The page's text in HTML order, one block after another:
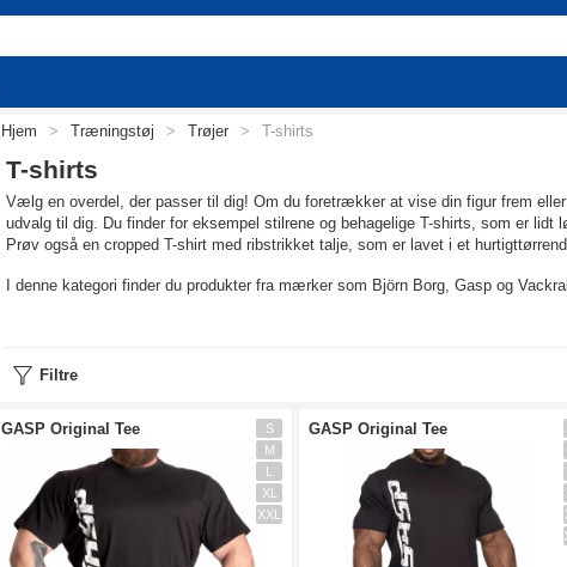
Hjem > Træningstøj > Trøjer > T-shirts
T-shirts
Vælg en overdel, der passer til dig! Om du foretrækker at vise din figur frem
udvalg til dig. Du finder for eksempel stilrene og behagelige T-shirts, som er
Prøv også en cropped T-shirt med ribstrikket talje, som er lavet i et
I denne kategori finder du produkter fra mærker som Björn Borg, Gasp og
opfylder dine behov.
Afslappet eller tÆtsiddende pasform
Vælg en T-shirt med afslappet pasform til varme klimaer, hvis du vil have
godt tilpas uanset dag og træningsform.
Du kan også vælge en T-shirt med tætsiddende pasform, hvis du vil fremhæve
flagrende stof skal komme i vejen for din træning. Her kan du også vælge
diskrete eller mere iøjnefaldende mønstre.
Filtre
GASP Original Tee
S
M
L
XL
XXL
GASP Original Tee